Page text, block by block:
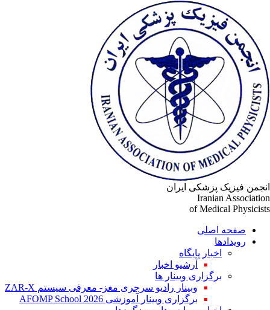
فیزیک پزشکی ایران
Iranian
of Medical
صفحه اصلی
رویدادها
اخبار پایگاه
آرشیو اخبار
برگزاری وبینار ها
وبینار رادیو سرجری مغز- معرفی سیستم ZAR-X
برگزاری وبینار آموزشی AFOMP School 2026